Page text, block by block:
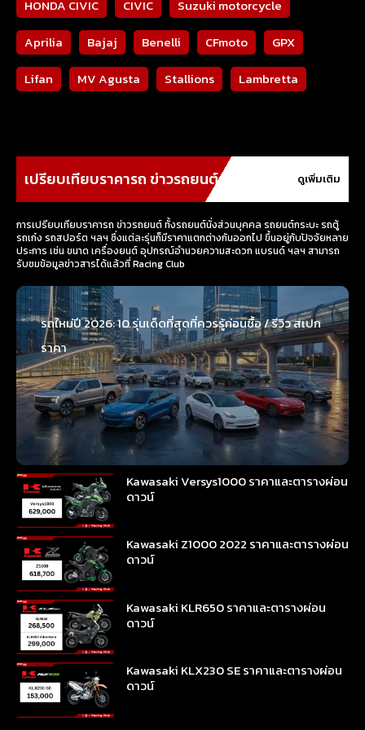
HONDA CIVIC CIVIC
Suzuki motorcycle
Aprilia
Bajaj Benelli CFmoto
GPX
Lifan
MV Agusta Stallions Lambretta
เปรียบเทียบราคารถ ข่าวรถยนต์ ดูเพิ่มเติม
การเปรียบเทียบราคารถ ข่าวรถยนต์ ทั้งรถยนต์นั่งส่วนบุคคล รถยนต์กระบะ รถตู้
รถเก๋ง รถสปอร์ต ฯลฯ ซึ่งแต่ละรุ่นก็มีราคาแตกต่างกันออกไป ขึ้นอยู่กับปัจจัยหลาย
ประการ เช่น ขนาด เครื่องยนต์ อุปกรณ์อำนวยความสะดวก แบรนด์ ฯลฯ สามารถ
รับชมข้อมูลข่าวสารได้แล้วที่ Racing Club
รถใหม่ปี 2026: 10 รุ่นเด็ดที่สุดที่ควรรู้ก่อนซื้อ / รีวิว สเปก
ราคา
Kawasaki Versys1000 ราคาและตารางผ่อน
ดาวน์
Kawasaki Z1000 2022 ราคาและตารางผ่อน
ดาวน์
Kawasaki KLR650 ราคาและตารางผ่อน
ดาวน์
Kawasaki KLX230 SE ราคาและตารางผ่อน
ดาวน์